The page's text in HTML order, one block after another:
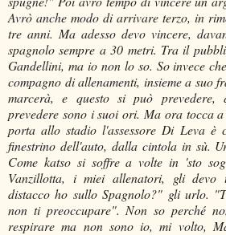
Avrò anche modo di arrivare terzo, in
tre anni. Ma adesso devo vincere,
spagnolo sempre a 30 metri. Tra il
Gandellini, ma io non lo so. So invece
compagno di allenamenti, insieme a suo
marcerà, e questo si può
prevedere sono i suoi ori. Ma ora tocca
porta allo stadio l'assessore Di Leva è
finestrino dell'auto, dalla cintola in sù.
Come katso si soffre a volte in 'sto
Vanzillotta, i miei allenatori, gli devo
distacco ho sullo Spagnolo?" gli urlo.
non ti preoccupare". Non so perché
respirare ma non sono io, mi volto,